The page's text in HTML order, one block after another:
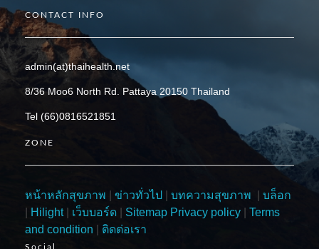
CONTACT INFO
admin(at)thaihealth.net
8/36 Moo6 North Rd. Pattaya 20150 Thailand
Tel (66)0816521851
ZONE
หน้าหลักสุขภาพ ข่าวทั่วไป บทความสุขภาพ
บล็อก
Hilight| เว็บบอร์ด Sitemap Privacy policy
Terms
and condition
ติดต่อเรา
Social